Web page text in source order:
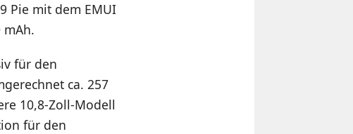
Pie mit dem EMUI
mAh.
für den
ca. 257
10,8-Zoll-Modell
für den